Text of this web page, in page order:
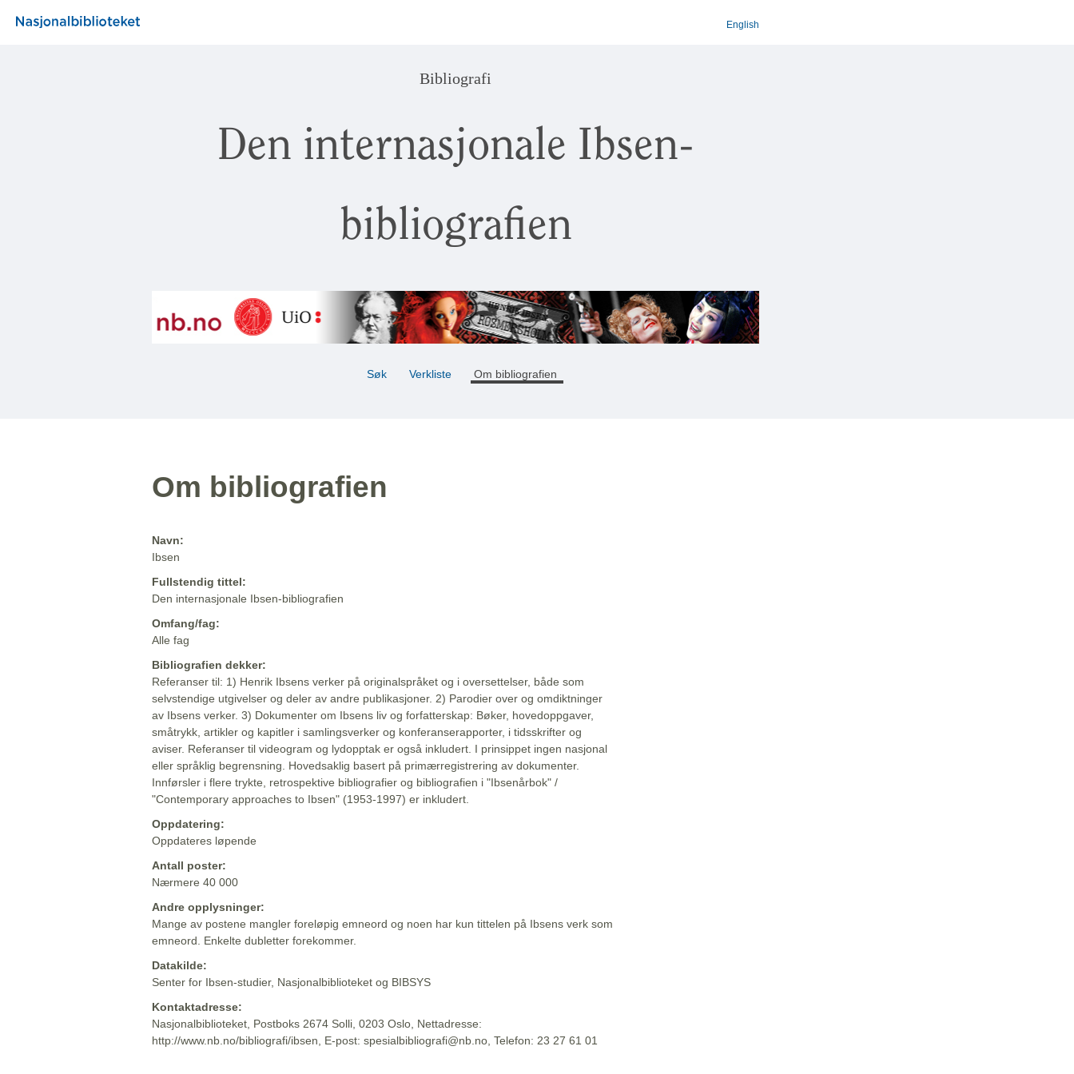
English
Bibliografi
Den internasjonale Ibsen-
bibliografien
Søk Verkliste Om bibliografien
Om bibliografien
Navn:
Ibsen
Fullstendig tittel:
Den internasjonale Ibsen-bibliografien
Omfang/fag:
Alle fag
Bibliografien dekker:
Referanser til: 1) Henrik Ibsens verker på originalspråket og i oversettelser, både som
selvstendige utgivelser og deler av andre publikasjoner. 2) Parodier over og omdiktninger
av Ibsens verker. 3) Dokumenter om Ibsens liv og forfatterskap: Bøker, hovedoppgaver,
småtrykk, artikler og kapitler i samlingsverker og konferanserapporter, i tidsskrifter og
aviser. Referanser til videogram og lydopptak er også inkludert. I prinsippet ingen nasjonal
eller språklig begrensning. Hovedsaklig basert på primærregistrering av dokumenter.
Innførsler i flere trykte, retrospektive bibliografier og bibliografien i "Ibsenårbok" /
"Contemporary approaches to Ibsen" (1953-1997) er inkludert.
Oppdatering:
Oppdateres løpende
Antall poster:
Nærmere 40 000
Andre opplysninger:
Mange av postene mangler foreløpig emneord og noen har kun tittelen på Ibsens verk som
emneord. Enkelte dubletter forekommer.
Datakilde:
Senter for Ibsen-studier, Nasjonalbiblioteket og BIBSYS
Kontaktadresse:
Nasjonalbiblioteket, Postboks 2674 Solli, 0203 Oslo, Nettadresse:
http://www.nb.no/bibliografi/ibsen, E-post: spesialbibliografi@nb.no, Telefon: 23 27 61 01